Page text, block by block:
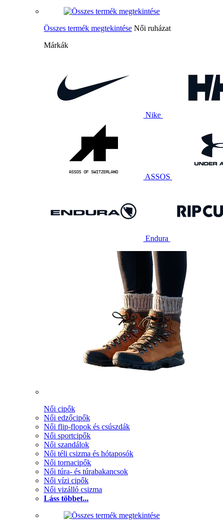
Összes termék megtekintése Női ruházat
Márkák
Nike
ASSOS
Endura
Női cipők
Női edzőcipők
Női flip-flopok és csúszdák
Női sportcipők
Női szandálok
Női téli csizma és hótaposók
Női tornacipők
Női túra- és túrabakancsok
Női vízi cipők
Női vizálló csizma
Láss többet...